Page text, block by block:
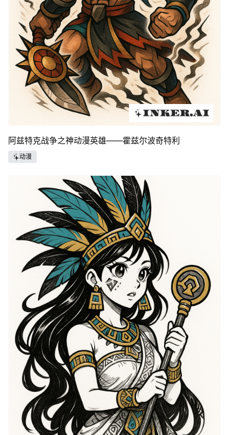
阿兹特克战争之神动漫英雄——霍兹尔波奇特利
动漫